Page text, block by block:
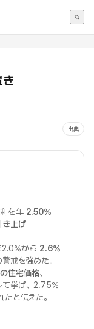
き
出典
を年 2.50%
き上げ
2.0%から 2.6%
戒を強めた。
住宅価格、
て挙げ、2.75%
と伝えた。